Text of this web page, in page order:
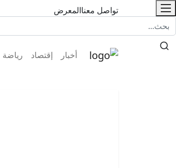
تواصل معناالمعرض
أخبار إقتصاد رياضة